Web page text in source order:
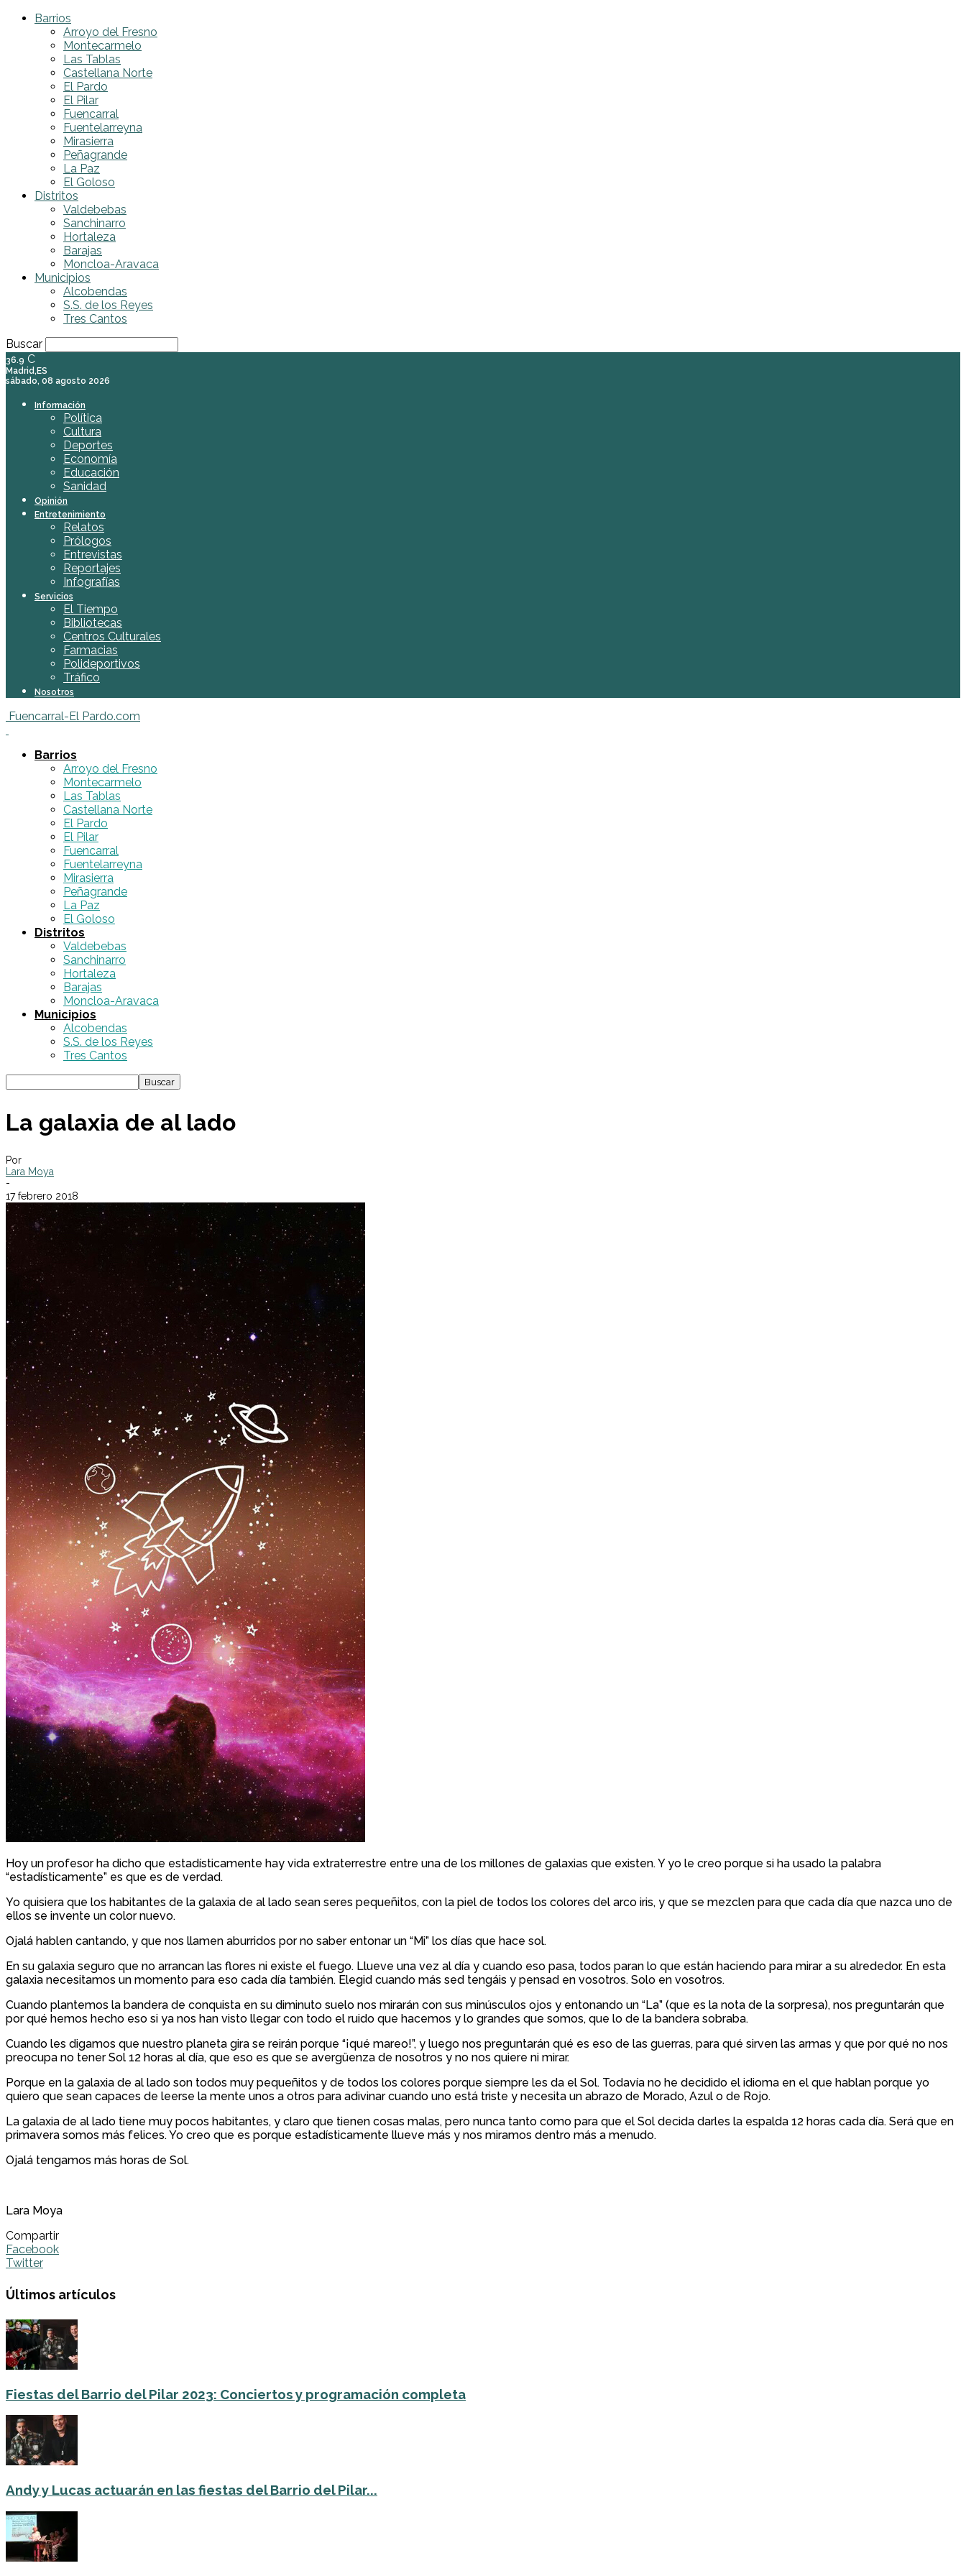
Barrios
Arroyo del Fresno
Montecarmelo
Las Tablas
Castellana Norte
El Pardo
El Pilar
Fuencarral
Fuentelarreyna
Mirasierra
Peñagrande
La Paz
El Goloso
Distritos
Valdebebas
Sanchinarro
Hortaleza
Barajas
Moncloa-Aravaca
Municipios
Alcobendas
S.S. de los Reyes
Tres Cantos
Buscar
36.9 C
Madrid,ES
sábado, 08 agosto 2026
Información
Política
Cultura
Deportes
Economía
Educación
Sanidad
Opinión
Entretenimiento
Relatos
Prólogos
Entrevistas
Reportajes
Infografías
Servicios
El Tiempo
Bibliotecas
Centros Culturales
Farmacias
Polideportivos
Tráfico
Nosotros
Fuencarral-El Pardo.com
Barrios
Arroyo del Fresno
Montecarmelo
Las Tablas
Castellana Norte
El Pardo
El Pilar
Fuencarral
Fuentelarreyna
Mirasierra
Peñagrande
La Paz
El Goloso
Distritos
Valdebebas
Sanchinarro
Hortaleza
Barajas
Moncloa-Aravaca
Municipios
Alcobendas
S.S. de los Reyes
Tres Cantos
La galaxia de al lado
Por
Lara Moya
-
17 febrero 2018
Hoy un profesor ha dicho que estadísticamente hay vida extraterrestre entre una de los millones de galaxias que existen. Y yo le creo porque si ha usado la palabra
“estadísticamente” es que es de verdad.
Yo quisiera que los habitantes de la galaxia de al lado sean seres pequeñitos, con la piel de todos los colores del arco iris, y que se mezclen para que cada día que nazca uno de
ellos se invente un color nuevo.
Ojalá hablen cantando, y que nos llamen aburridos por no saber entonar un “Mi” los días que hace sol.
En su galaxia seguro que no arrancan las flores ni existe el fuego. Llueve una vez al día y cuando eso pasa, todos paran lo que están haciendo para mirar a su alrededor. En esta
galaxia necesitamos un momento para eso cada día también. Elegid cuando más sed tengáis y pensad en vosotros. Solo en vosotros.
Cuando plantemos la bandera de conquista en su diminuto suelo nos mirarán con sus minúsculos ojos y entonando un “La” (que es la nota de la sorpresa), nos preguntarán que
por qué hemos hecho eso si ya nos han visto llegar con todo el ruido que hacemos y lo grandes que somos, que lo de la bandera sobraba.
Cuando les digamos que nuestro planeta gira se reirán porque “¡qué mareo!”, y luego nos preguntarán qué es eso de las guerras, para qué sirven las armas y que por qué no nos
preocupa no tener Sol 12 horas al día, que eso es que se avergüenza de nosotros y no nos quiere ni mirar.
Porque en la galaxia de al lado son todos muy pequeñitos y de todos los colores porque siempre les da el Sol. Todavía no he decidido el idioma en el que hablan porque yo
quiero que sean capaces de leerse la mente unos a otros para adivinar cuando uno está triste y necesita un abrazo de Morado, Azul o de Rojo.
La galaxia de al lado tiene muy pocos habitantes, y claro que tienen cosas malas, pero nunca tanto como para que el Sol decida darles la espalda 12 horas cada día. Será que en
primavera somos más felices. Yo creo que es porque estadísticamente llueve más y nos miramos dentro más a menudo.
Ojalá tengamos más horas de Sol.
Lara Moya
Compartir
Facebook
Twitter
Últimos artículos
Fiestas del Barrio del Pilar 2023: Conciertos y programación completa
Andy y Lucas actuarán en las fiestas del Barrio del Pilar...